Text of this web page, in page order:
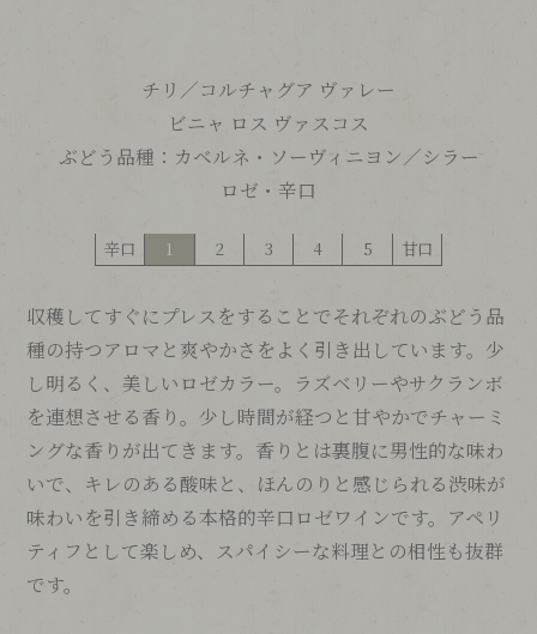
チリ／コルチャグア ヴァレー
ビニャ ロス ヴァスコス
ぶどう品種： カベルネ・ソーヴィニヨン／シラー
ロゼ・辛口
辛口 1 2 3 4 5 甘口
収穫してすぐにプレスをすることでそれぞれのぶどう品
種の持つアロマと爽やかさをよく引き出しています。少
し明るく、美しいロゼカラー。ラズベリーやサクランボ
を連想させる香り。少し時間が経つと甘やかでチャーミ
ングな香りが出てきます。香りとは裏腹に男性的な味わ
いで、キレのある酸味と、ほんのりと感じられる渋味が
味わいを引き締める本格的辛口ロゼワインです。アペリ
ティフとして楽しめ、スパイシーな料理との相性も抜群
です。